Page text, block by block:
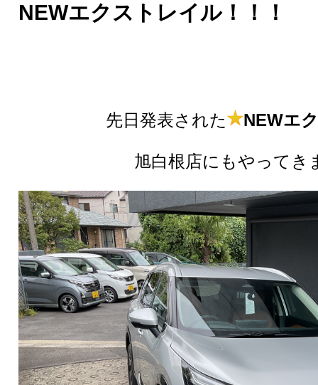
NEWエクストレイル！！！
先日発表された NEWエ
旭白根店にもやってき